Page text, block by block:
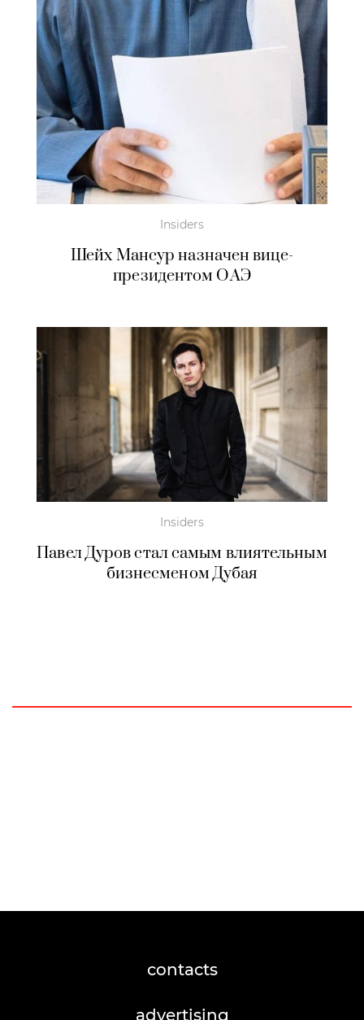
Insiders
Шейх Мансур назначен вице-
президентом ОАЭ
Insiders
Павел Дуров стал самым влиятельным
бизнесменом Дубая
contacts
advertising